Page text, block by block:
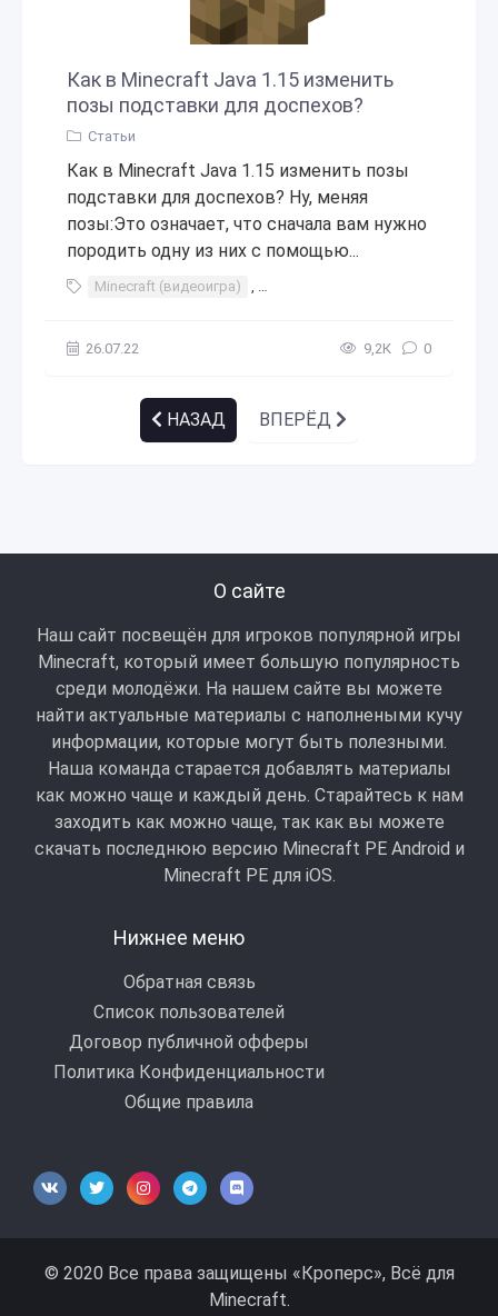
Как в Minecraft Java 1.15 изменить
позы подставки для доспехов?
Статьи
Как в Minecraft Java 1.15 изменить позы
подставки для доспехов? Ну, меняя
позы:Это означает, что сначала вам нужно
породить одну из них с помощью...
Minecraft (видеоигра) , Java (язык программирования)
26.07.22 9,2К 0
НАЗАД ВПЕРЁД
О сайте
Наш сайт посвещён для игроков популярной игры
Minecraft, который имеет большую популярность
среди молодёжи. На нашем сайте вы можете
найти актуальные материалы с наполнеными кучу
информации, которые могут быть полезными.
Наша команда старается добавлять материалы
как можно чаще и каждый день. Старайтесь к нам
заходить как можно чаще, так как вы можете
скачать последнюю версию Minecraft PE Android и
Minecraft РЕ для iOS.
Нижнее меню
Обратная связь
Список пользователей
Договор публичной офферы
Политика Конфиденциальности
Общие правила
© 2020 Все права защищены «Кроперс», Всё для
Minecraft.